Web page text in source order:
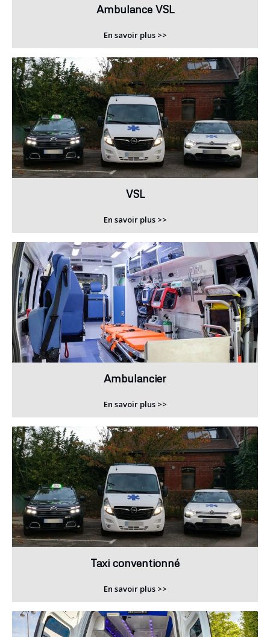
Ambulance VSL
En savoir plus >>
VSL
En savoir plus >>
Ambulancier
En savoir plus >>
Taxi conventionné
En savoir plus >>